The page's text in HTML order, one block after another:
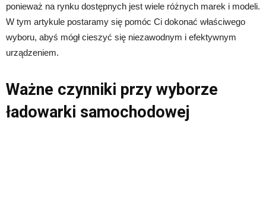
ponieważ na rynku dostępnych jest wiele różnych marek i modeli.
W tym artykule postaramy się pomóc Ci dokonać właściwego
wyboru, abyś mógł cieszyć się niezawodnym i efektywnym
urządzeniem.
Ważne czynniki przy wyborze
ładowarki samochodowej